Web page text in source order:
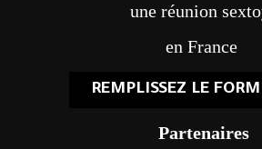
une réunion
en France
REMPLISSEZ LE
Partenaires